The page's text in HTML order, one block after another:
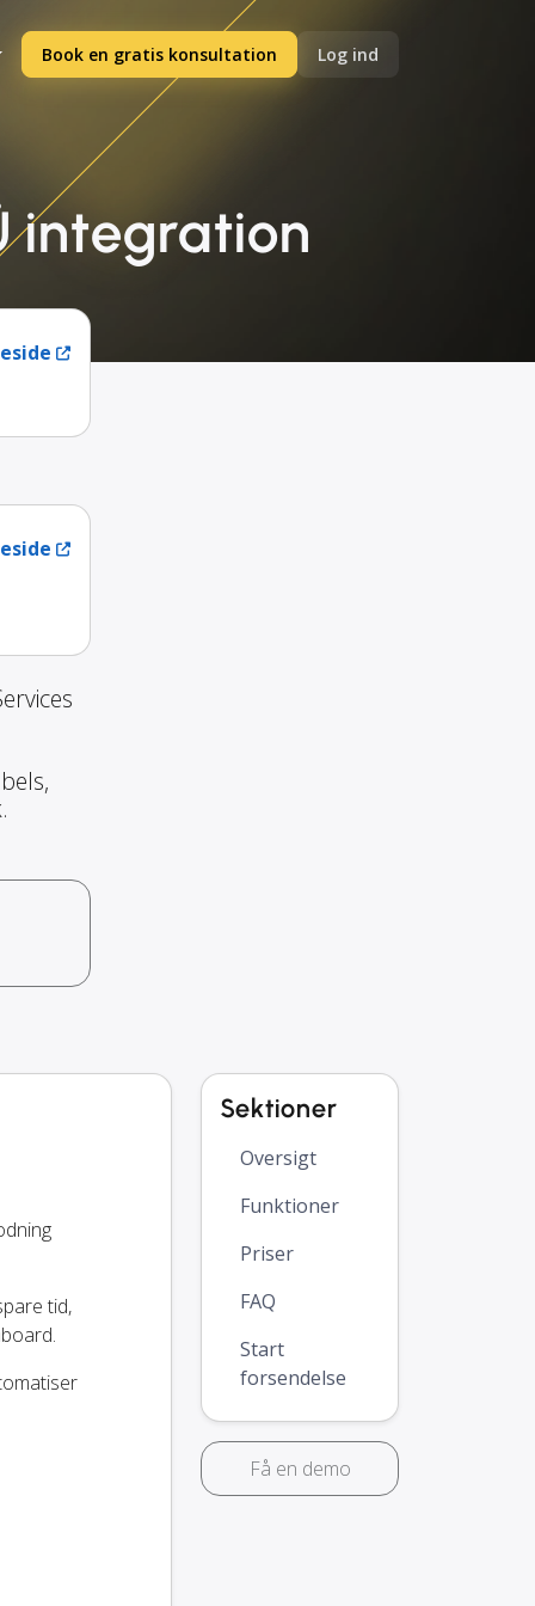
Book en gratis konsultation Log ind
integration
tid,
Sektioner
Oversigt
Funktioner
Priser
FAQ
Start
forsendelse
Få en demo